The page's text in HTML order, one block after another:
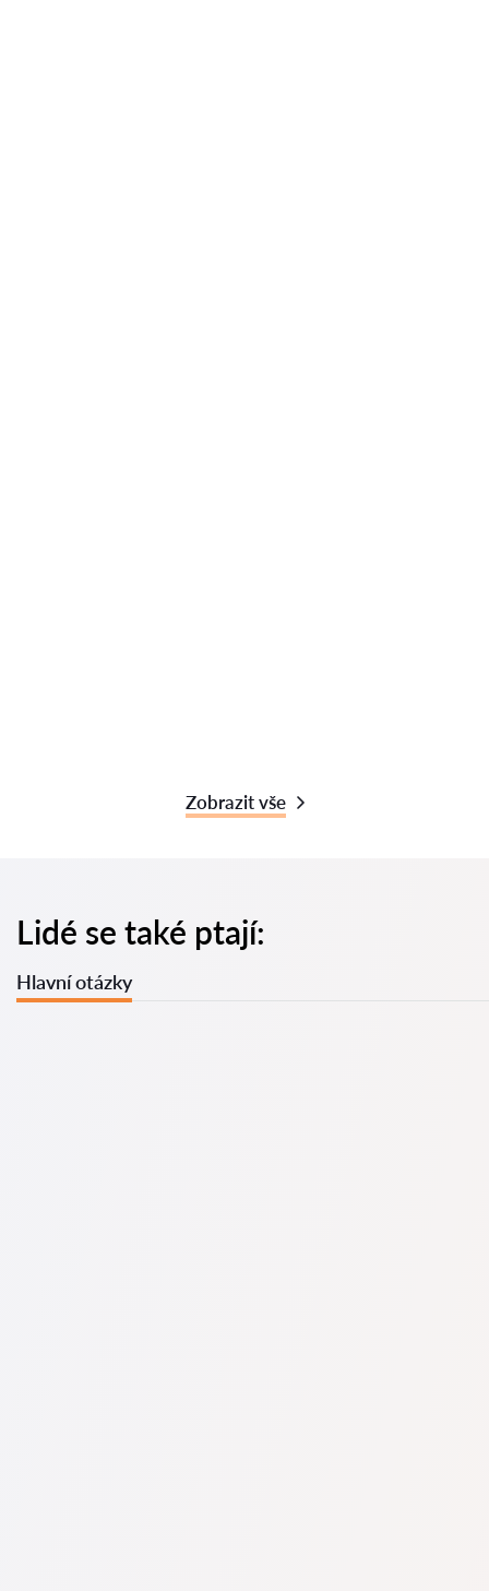
Zobrazit vše
Lidé se také ptají:
Hlavní otázky